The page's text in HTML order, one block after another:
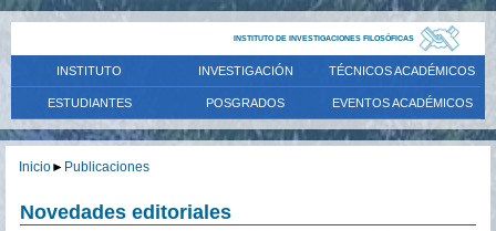
INSTITUTO DE INVESTIGACIONES FILOSÓFICAS
INSTITUTO INVESTIGACIÓN TÉCNICOS ACADÉMICOS
ESTUDIANTES POSGRADOS EVENTOS ACADÉMICOS
Inicio► Publicaciones
Novedades editoriales